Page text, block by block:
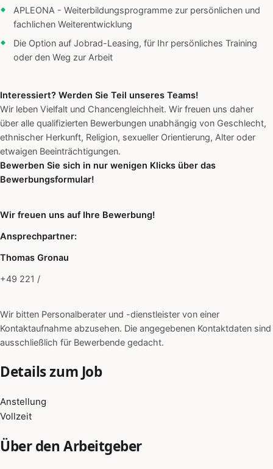
APLEONA - Weiterbildungsprogramme zur persönlichen und
fachlichen Weiterentwicklung
Die Option auf Jobrad-Leasing, für Ihr persönliches Training
oder den Weg zur Arbeit
Interessiert? Werden Sie Teil unseres Teams!
Wir leben Vielfalt und Chancengleichheit. Wir freuen uns daher
über alle qualifizierten Bewerbungen unabhängig von Geschlecht,
ethnischer Herkunft, Religion, sexueller Orientierung, Alter oder
etwaigen Beeinträchtigungen.
Bewerben Sie sich in nur wenigen Klicks über das
Bewerbungsformular!
Wir freuen uns auf Ihre Bewerbung!
Ansprechpartner:
Thomas Gronau
+49 221 /
Wir bitten Personalberater und -dienstleister von einer
Kontaktaufnahme abzusehen. Die angegebenen Kontaktdaten sind
ausschließlich für Bewerbende gedacht.
Details zum Job
Anstellung
Vollzeit
Über den Arbeitgeber